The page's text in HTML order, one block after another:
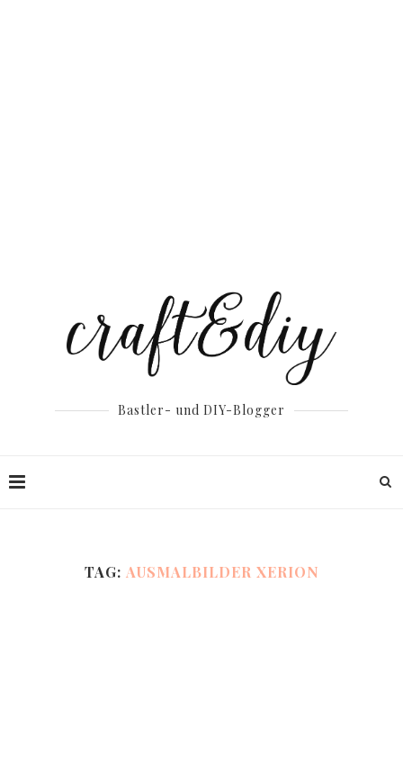
Bastler- und DIY-Blogger
TAG: AUSMALBILDER XERION